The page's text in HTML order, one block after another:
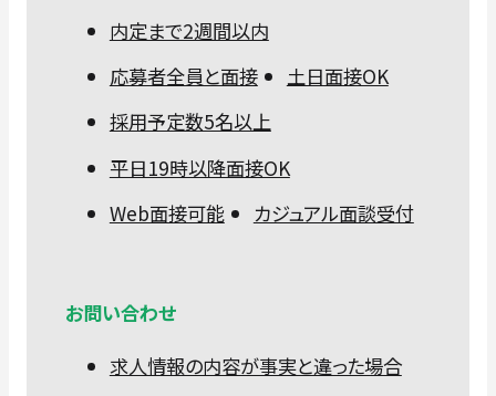
内定まで2週間以内
応募者全員と面接
土日面接OK
採用予定数5名以上
平日19時以降面接OK
Web面接可能
カジュアル面談受付
お問い合わせ
求人情報の内容が事実と違った場合